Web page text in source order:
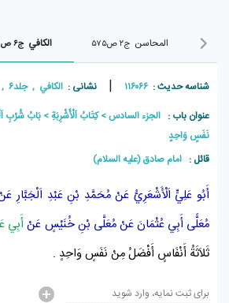
المحاسن ج۲ ص۵۷۵ الکافي ج۶ ص۳۸۳
شناسه حدیث : ۱۱۶۰۶۶ | نشانی : الکافي , جلد۶ , صفحه۳۸۳
عنوان باب : الجزء السادس كِتَابُ اَلْأَشْرِبَةِ
بَابُ شُرْبِ
نَفَسٍ وَاحِدٍ
قائل : امام صادق (علیه السلام)
أَبُو عَلِيٍّ اَلْأَشْعَرِيُّ عَنْمُحَمَّدِ بْنِ عَبْدِ اَلْجَبَّارِ
مُعَلًّى أَبِي عُثْمَانَعَنْمُعَلَّى بْنِ خُنَيْسٍ عَنْأَبِي
ثَلاَثَةُ أَنْفَاسٍ أَفْضَلُ مِنْ نَفَسٍ وَاحِدٍ .
برای ثبت نمایه، وارد شوید